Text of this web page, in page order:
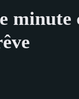
minute